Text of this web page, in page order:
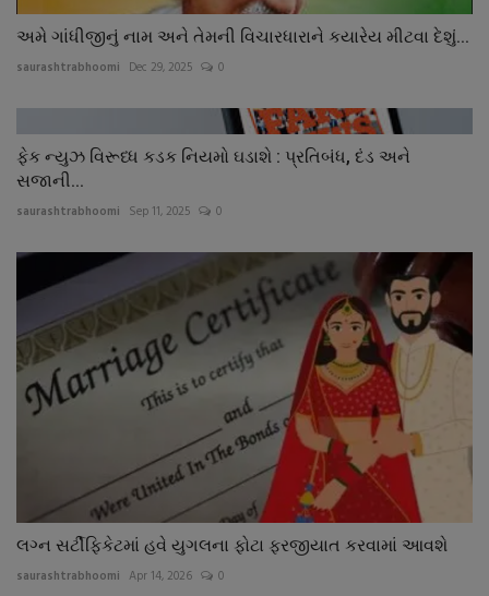
અમે ગાંધીજીનું નામ અને તેમની વિચારધારાને કયારેય મીટવા દેશું...
saurashtrabhoomi Dec 29, 2025 0
ફેક ન્યુઝ વિરૂધ્ધ કડક નિયમો ઘડાશે : પ્રતિબંધ, દંડ અને
સજાની...
saurashtrabhoomi Sep 11, 2025 0
લગ્ન સર્ટીફિકેટમાં હવે યુગલના ફોટા ફરજીયાત કરવામાં આવશે
saurashtrabhoomi Apr 14, 2026 0